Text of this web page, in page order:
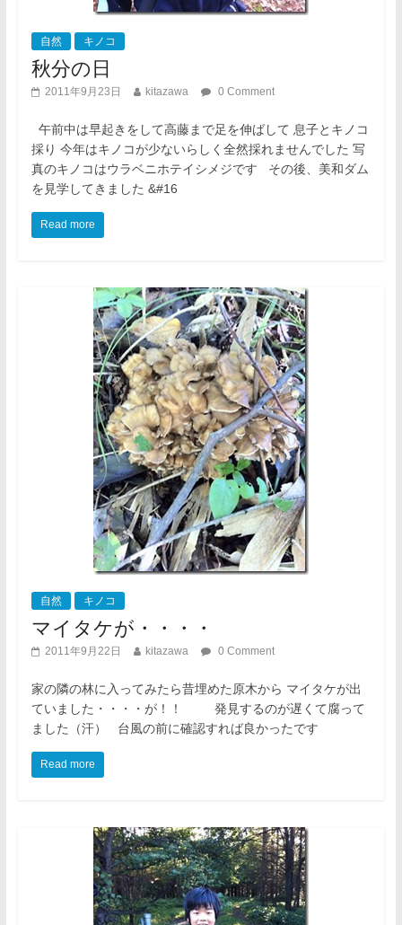
自然 キノコ
秋分の日
2011年9月23日 kitazawa 0 Comment
午前中は早起きをして高藤まで足を伸ばして 息子とキノコ
採り 今年はキノコが少ないらしく全然採れませんでした 写
真のキノコはウラベニホテイシメジです その後、美和ダム
を見学してきました &#16
Read more
自然 キノコ
マイタケが・・・・
2011年9月22日 kitazawa 0 Comment
家の隣の林に入ってみたら昔埋めた原木から マイタケが出
ていました・・・・が！！ 発見するのが遅くて腐って
ました（汗） 台風の前に確認すれば良かったです
Read more